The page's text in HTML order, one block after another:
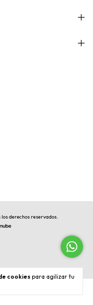
cookiespara agilizar tu
derechos reservados.